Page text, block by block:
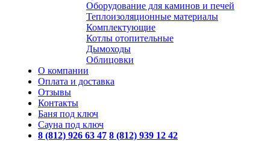
Оборудование для каминов и печей
Теплоизоляционные материалы
Комплектующие
Котлы отопительные
Дымоходы
Облицовки
О компании
Оплата и доставка
Отзывы
Контакты
Баня под ключ
Сауна под ключ
8 (812) 926 63 47 8 (812) 939 12 42